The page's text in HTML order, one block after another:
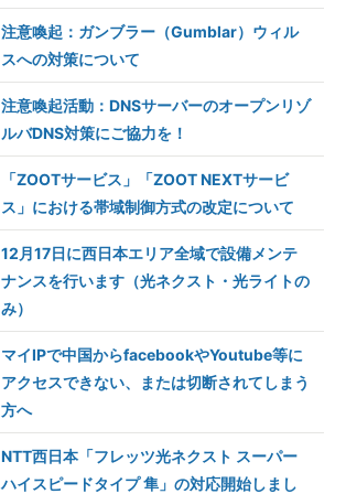
注意喚起：ガンブラー（Gumblar）ウィル
スへの対策について
注意喚起活動：DNSサーバーのオープンリゾ
ルバDNS対策にご協力を！
「ZOOTサービス」「ZOOT NEXTサービ
ス」における帯域制御方式の改定について
12月17日に西日本エリア全域で設備メンテ
ナンスを行います（光ネクスト・光ライトの
み）
マイIPで中国からfacebookやYoutube等に
アクセスできない、または切断されてしまう
方へ
NTT西日本「フレッツ光ネクスト スーパー
ハイスピードタイプ 隼」の対応開始しまし